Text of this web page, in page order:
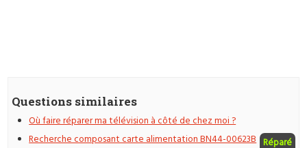
Questions similaires
Où faire réparer ma télévision à côté de chez moi ?
Recherche composant carte alimentation BN44-00623B Réparé